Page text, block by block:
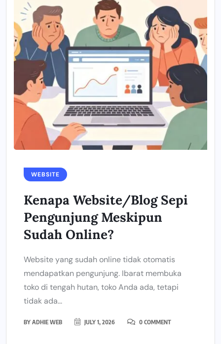
WEBSITE
Kenapa Website/Blog Sepi
Pengunjung Meskipun
Sudah Online?
Website yang sudah online tidak otomatis
mendapatkan pengunjung. Ibarat membuka
toko di tengah hutan, toko Anda ada, tetapi
tidak ada...
BY ADHIE WEB JULY 1, 2026 0 COMMENT